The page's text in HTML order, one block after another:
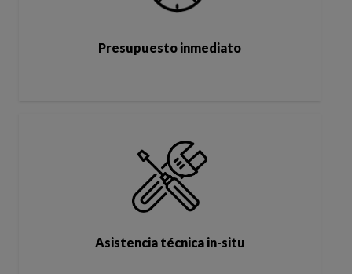
Presupuesto inmediato
Asistencia técnica in-situ